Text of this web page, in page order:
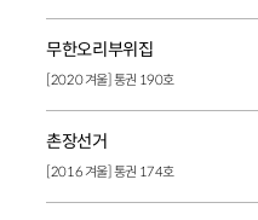
무한오리부위집
[2020 겨울] 통권 190호
촌장선거
[2016 겨울] 통권 174호